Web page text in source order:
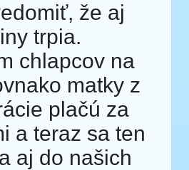
že aj
trpia.
chlapcov na
matky z
plačú za
a teraz sa ten
aj do našich